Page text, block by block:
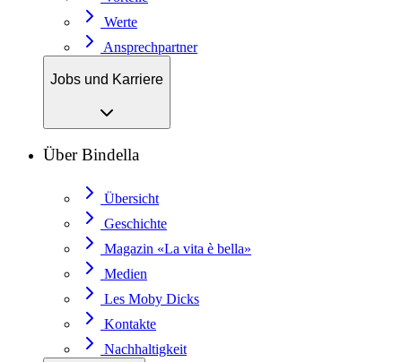
Werte
Ansprechpartner
Jobs und Karriere
Über Bindella
Übersicht
Geschichte
Magazin «La vita è bella»
Medien
Les Moby Dicks
Kontakte
Nachhaltigkeit